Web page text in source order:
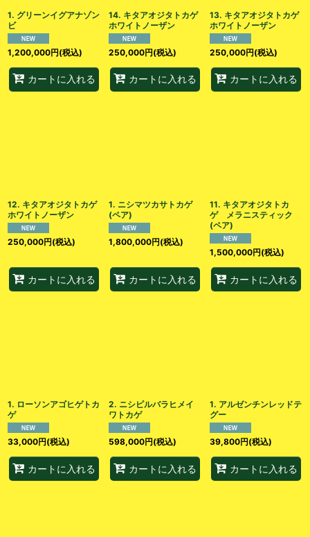
1. グリーンイグアナゾン
ビ
1,200,000円(税込)
カートに入れる
14. キタアオジタトカゲ
ホワイトノーザン
250,000円(税込)
カートに入れる
13. キタアオジタトカゲ
ホワイトノーザン
250,000円(税込)
カートに入れる
12. キタアオジタトカゲ
ホワイトノーザン
250,000円(税込)
カートに入れる
1. ニシマツカサトカゲ
(ペア)
1,800,000円(税込)
カートに入れる
11. キタアオジタトカ
ゲ メラニスティック
(ペア)
1,500,000円(税込)
カートに入れる
1. ローソンアゴヒゲトカ
ゲ
33,000円(税込)
カートに入れる
2. ニシピルバラヒメイ
ワトカゲ
598,000円(税込)
カートに入れる
1. アルゼンチンレッドテ
グー
39,800円(税込)
カートに入れる